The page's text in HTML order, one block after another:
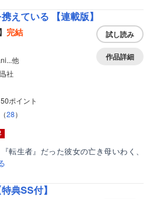
えている 【連載版】
完結
他
社
ポイント
（28）
試し読み
作品詳細
転生者』だった彼女の亡き母いわく、
典SS付】